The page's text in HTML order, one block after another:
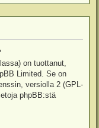
on tuottanut,
Limited . Se on
versiolla 2 (GPL-
phpBB:stä